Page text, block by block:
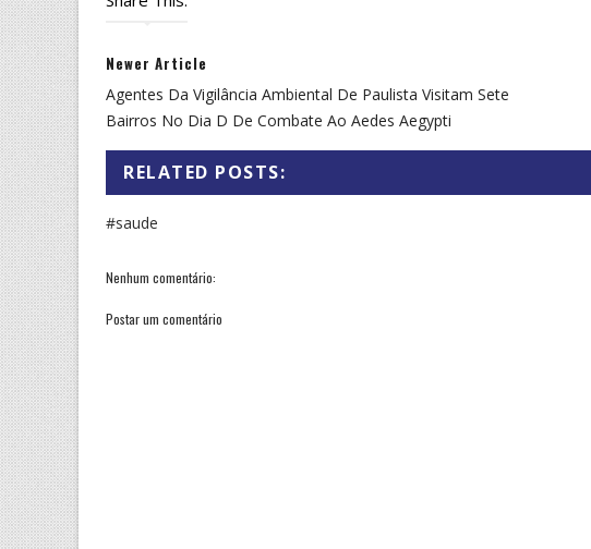
Newer Article
Agentes Da Vigilância Ambiental De Paulista Visitam Sete
Bairros No Dia D De Combate Ao Aedes Aegypti
RELATED POSTS:
#saude
Nenhum comentário:
Postar um comentário